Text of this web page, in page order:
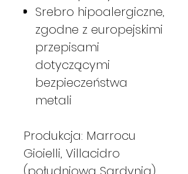
Srebro hipoalergiczne,
zgodne z europejskimi
przepisami
dotyczącymi
bezpieczeństwa
metali
Produkcja: Marrocu
Gioielli, Villacidro